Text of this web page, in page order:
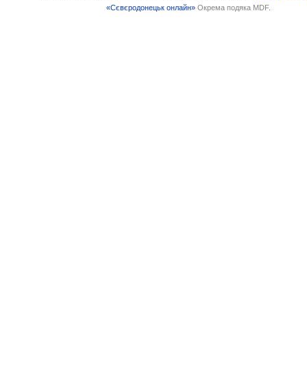
«Сєвєродонецьк онлайн» Окрема подяка MDF.